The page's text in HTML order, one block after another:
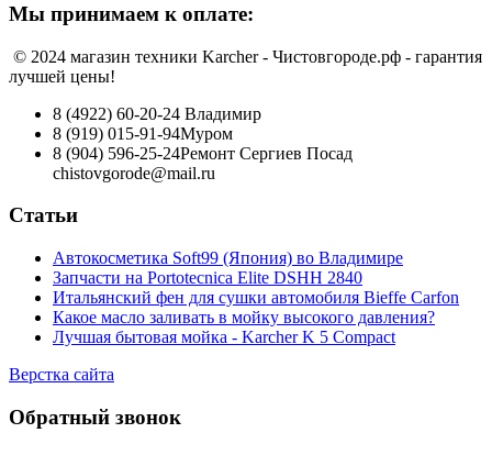
Мы принимаем к оплате:
© 2024 магазин техники Karcher - Чистовгороде.рф - гарантия
лучшей цены!
8 (4922) 60-20-24 Владимир
8 (919) 015-91-94Муром
8 (904) 596-25-24Ремонт Сергиев Посад
chistovgorode@mail.ru
Статьи
Автокосметика Soft99 (Япония) во Владимире
Запчасти на Portotecnica Elite DSHH 2840
Итальянский фен для сушки автомобиля Bieffe Carfon
Какое масло заливать в мойку высокого давления?
Лучшая бытовая мойка - Karcher K 5 Compact
Верстка сайта
Обратный звонок